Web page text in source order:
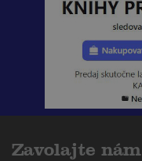
Zavolajte nám